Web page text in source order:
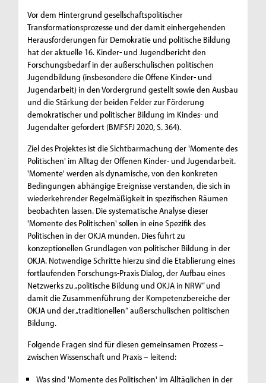
Vor dem Hintergrund gesellschaftspolitischer
Transformationsprozesse und der damit einhergehenden
Herausforderungen für Demokratie und politische Bildung
hat der aktuelle 16. Kinder- und Jugendbericht den
Forschungsbedarf in der außerschulischen politischen
Jugendbildung (insbesondere die Offene Kinder- und
Jugendarbeit) in den Vordergrund gestellt sowie den Ausbau
und die Stärkung der beiden Felder zur Förderung
demokratischer und politischer Bildung im Kindes- und
Jugendalter gefordert (BMFSFJ 2020, S. 364).
Ziel des Projektes ist die Sichtbarmachung der 'Momente des
Politischen' im Alltag der Offenen Kinder- und Jugendarbeit.
'Momente' werden als dynamische, von den konkreten
Bedingungen abhängige Ereignisse verstanden, die sich in
wiederkehrender Regelmäßigkeit in spezifischen Räumen
beobachten lassen. Die systematische Analyse dieser
'Momente des Politischen' sollen in eine Spezifik des
Politischen in der OKJA münden. Dies führt zu
konzeptionellen Grundlagen von politischer Bildung in der
OKJA. Notwendige Schritte hierzu sind die Etablierung eines
fortlaufenden Forschungs-Praxis Dialog, der Aufbau eines
Netzwerks zu „politische Bildung und OKJA in NRW” und
damit die Zusammenführung der Kompetenzbereiche der
OKJA und der „traditionellen“ außerschulischen politischen
Bildung.
Folgende Fragen sind für diesen gemeinsamen Prozess –
zwischen Wissenschaft und Praxis – leitend:
Was sind 'Momente des Politischen' im Alltäglichen in der